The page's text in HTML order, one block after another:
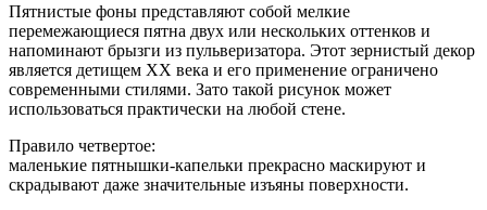
Пятнистые фоны представляют собой мелкие
перемежающиеся пятна двух или нескольких оттенков и
напоминают брызги из пульверизатора. Этот зернистый декор
является детищем ХХ века и его применение ограничено
современными стилями. Зато такой рисунок может
использоваться практически на любой стене.
Правило четвертое:
маленькие пятнышки-капельки прекрасно маскируют и
скрадывают даже значительные изъяны поверхности.